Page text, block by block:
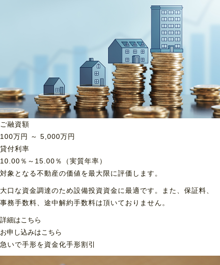
ご融資額
100万円 ～ 5,000万円
貸付利率
10.00％～15.00％（実質年率）
対象となる不動産の価値を最大限に評価します。
大口な資金調達のため設備投資資金に最適です。また、保証料、
事務手数料、途中解約手数料は頂いておりません。
詳細はこちら
お申し込みはこちら
急いで手形を資金化手形割引